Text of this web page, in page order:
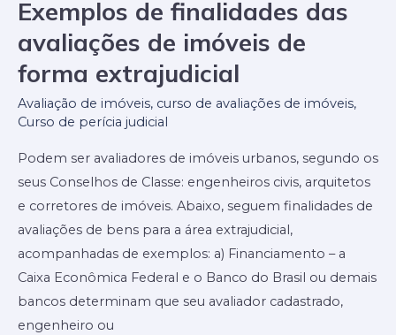
Exemplos de finalidades das
avaliações de imóveis de
forma extrajudicial
Avaliação de imóveis, curso de avaliações de imóveis,
Curso de perícia judicial
Podem ser avaliadores de imóveis urbanos, segundo os
seus Conselhos de Classe: engenheiros civis, arquitetos
e corretores de imóveis. Abaixo, seguem finalidades de
avaliações de bens para a área extrajudicial,
acompanhadas de exemplos: a) Financiamento – a
Caixa Econômica Federal e o Banco do Brasil ou demais
bancos determinam que seu avaliador cadastrado,
engenheiro ou
Exemplos
finalidades
das
avaliações
de
imóveis
extrajudicial